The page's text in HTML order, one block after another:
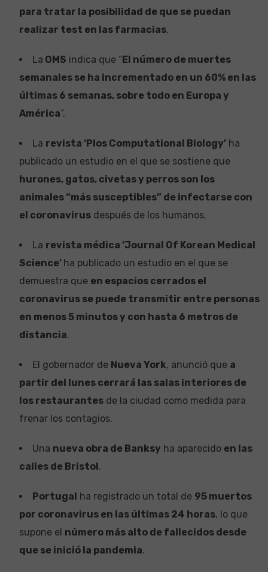
para tratar la posibilidad de que se puedan
realizar test en las farmacias.
La OMS indica que “El número de muertes
semanales se ha incrementado en un 60% en las
últimas 6 semanas, sobre todo en Europa y
América“.
La revista ‘Plos Computational Biology’ ha
publicado un estudio en el que se sostiene que
hurones, gatos, civetas y perros son los
animales “más susceptibles” de infectarse con
el coronavirus después de los humanos.
La revista médica ‘Journal Of Korean Medical
Science’ ha publicado un estudio en el que se
demuestra que en espacios cerrados el
coronavirus se puede transmitir entre personas
en menos 5 minutos y con hasta 6 metros de
distancia.
El gobernador de Nueva York, anunció que a
partir del lunes cerrará las salas interiores de
los restaurantes de la ciudad como medida para
frenar los contagios.
Una nueva obra de Banksy ha aparecido en las
calles de Bristol.
Portugal ha registrado un total de 95 muertos
por coronavirus en las últimas 24 horas, lo que
supone el número más alto de fallecidos desde
que se inició la pandemia.